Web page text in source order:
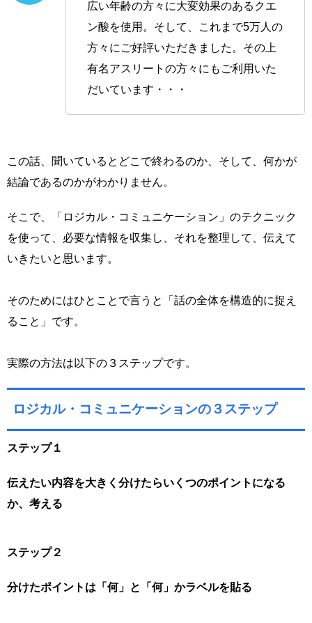
広い年齢の方々に大変効果のあるクエ
ン酸を使用。そして、これまで5万人の
方々にご好評いただきました。その上
有名アスリートの方々にもご利用いた
だいています・・・
この話、聞いているとどこで終わるのか、そして、何かが
結論であるのかがわかりません。
そこで、「ロジカル・コミュニケーション」のテクニック
を使って、必要な情報を収集し、それを整理して、伝えて
いきたいと思います。
そのためにはひとことで言うと「話の全体を構造的に捉え
ること」です。
実際の方法は以下の３ステップです。
ロジカル・コミュニケーションの３ステップ
ステップ１
伝えたい内容を大きく分けたらいくつのポイントになる
か、考える
ステップ２
分けたポイントは「何」と「何」かラベルを貼る